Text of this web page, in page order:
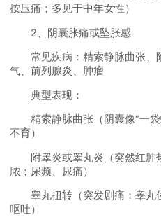
按压痛；多见于中年女性）
2、阴囊胀痛或坠胀感
常见疾病：精索静脉曲张、
气、前列腺炎、肿瘤
典型表现：
精索静脉曲张（阴囊像“一袋
不育）
附睾炎或睾丸炎（突然红肿
脓；尿频、尿痛）
睾丸扭转（突发剧痛；睾丸
呕吐）